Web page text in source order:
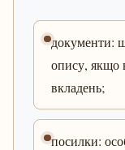
документи:
опису, якщо
вкладень;
посилки: